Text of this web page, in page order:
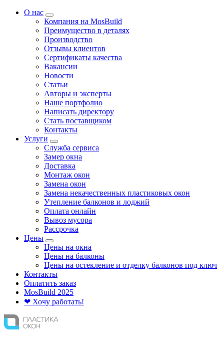
О нас
Компания на MosBuild
Преимущество в деталях
Производство
Отзывы клиентов
Сертификаты качества
Вакансии
Новости
Статьи
Авторы и эксперты
Нашe портфолио
Написать директору
Стать поставщиком
Контакты
Услуги
Служба сервиса
Замер окна
Доставка
Монтаж окон
Замена окон
Замена некачественных пластиковых окон
Утепление балконов и лоджий
Оплата онлайн
Вывоз мусора
Рассрочка
Цены
Цены на окна
Цены на балконы
Цены на остекление и отделку балконов под ключ
Контакты
Оплатить заказ
MosBuild 2025
❤ Хочу работать!